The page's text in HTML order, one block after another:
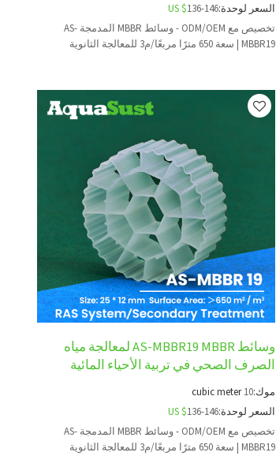
السعر لوحدة:
US $136-146
تخصيص مع ODM/OEM - وسائط MBBR المدمجة AS-
MBBR19 | سعة 650 مترًا مربعًا/م3 للمعالجة الثانوية
وسائط AS-MBBR19 MBBR لمعالجة مياه
الصرف الصحي في تربية الأحياء المائية
موك:10
cubic meter
السعر لوحدة:
US $136-146
تخصيص مع ODM/OEM - وسائط MBBR المدمجة AS-
MBBR19 | سعة 650 مترًا مربعًا/م3 للمعالجة الثانوية